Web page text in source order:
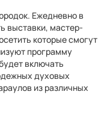
Ежедневно в
выставки, мастер-
которые смогут
программу
включать
духовых
из различных